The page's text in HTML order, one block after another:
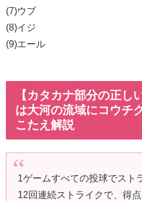
(7)ウブ
(8)イジ
(9)エール
【カタカナ部分の正し
は大河の流域にコウチ
こたえ解説
1ゲームすべての投球でスト
12回連続ストライクで、得